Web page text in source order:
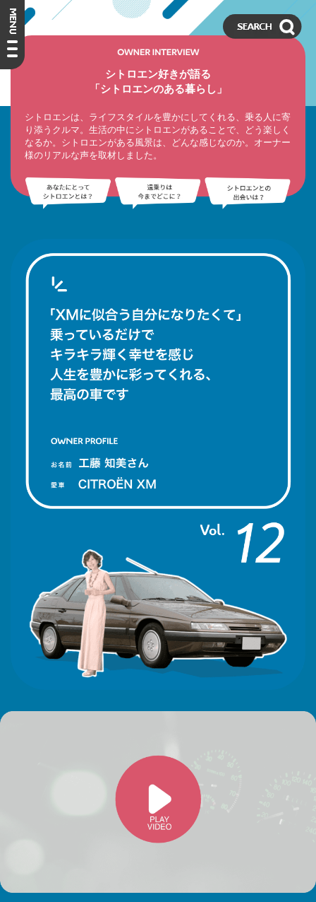
シトロエン好きが語る
「シトロエンのある暮らし」
シトロエンは、ライフスタイルを豊かにしてくれる、乗る人に寄
り添うクルマ。 生活の中にシトロエンがあることで、どう楽しく
なるか。 シトロエンがある風景は、どんな感じなのか。 オーナー
様のリアルな声を取材しました。